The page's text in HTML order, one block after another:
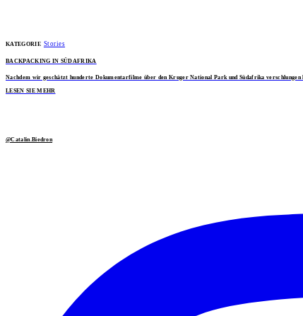
KATEGORIE Stories
BACKPACKING IN SÜDAFRIKA
Nachdem wir geschätzt hunderte Dokumentarfilme über den Kruger National Park und Südafrika
LESEN SIE MEHR
@Catalin.Biedron